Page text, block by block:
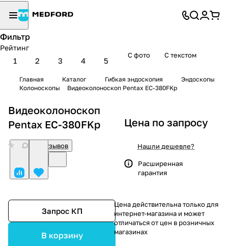
Фильтр
Рейтинг
1 2 3 4 5
С фото С текстом
Главная Каталог Гибкая эндоскопия
Эндоскопы
Колоноскопы
Видеоколоноскоп Pentax EC-380FKp
Видеоколоноскоп
Pentax EC-380FKp
Нет отзывов
Запрос КП
В корзину
Цена по запросу
Нашли дешевле?
Расширенная
гарантия
Цена действительна только для
интернет-магазина и может
отличаться от цен в розничных
магазинах